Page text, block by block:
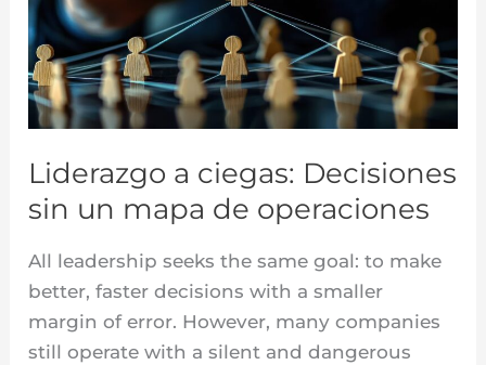
Liderazgo a ciegas: Decisiones
sin un mapa de operaciones
All leadership seeks the same goal: to make
better, faster decisions with a smaller
margin of error. However, many companies
still operate with a silent and dangerous
Decisiones
sin
un
mapa
de
operaciones